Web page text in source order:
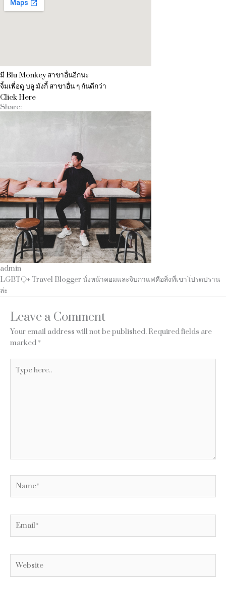
มี Blu Monkey สาขาอื่นอีกนะ
จิ้มเพื่อดู บลู มังกี้ สาขาอื่น ๆ กันดีกว่า
Click Here
Share:
admin
LGBTQ+ Travel Blogger นั่งหน้าคอมและจิบกาแฟคือสิ่งที่เขาโปรดปราน
ล่ะ
Leave a Comment
Your email address will not be published. Required fields are
marked *
here..